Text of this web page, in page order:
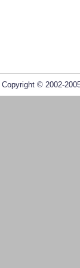
Copyright © 2002-